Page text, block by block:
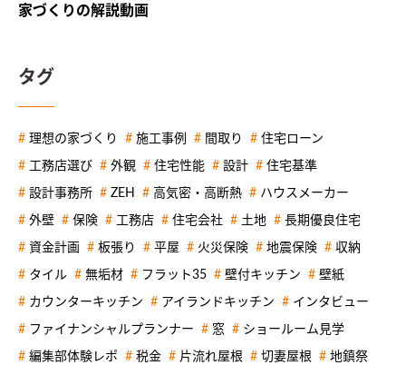
家づくりの解説動画
タグ
理想の家づくり 施工事例 間取り 住宅ローン
工務店選び 外観 住宅性能 設計 住宅基準
設計事務所 ZEH 高気密・高断熱 ハウスメーカー
外壁 保険 工務店 住宅会社 土地 長期優良住宅
資金計画 板張り 平屋 火災保険 地震保険 収納
タイル 無垢材 フラット35 壁付キッチン 壁紙
カウンターキッチン アイランドキッチン インタビュー
ファイナンシャルプランナー 窓 ショールーム見学
編集部体験レポ 税金 片流れ屋根 切妻屋根 地鎮祭